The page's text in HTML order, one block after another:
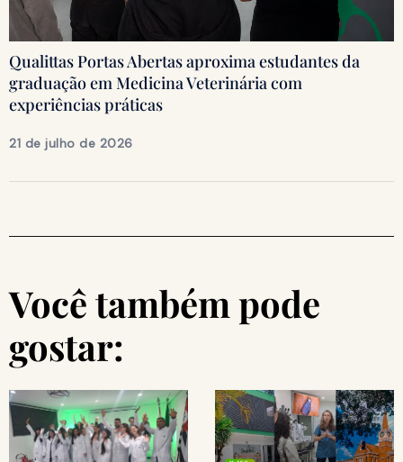
Qualittas Portas Abertas aproxima estudantes da
graduação em Medicina Veterinária com
experiências práticas
21 de julho de 2026
Você também pode
gostar: